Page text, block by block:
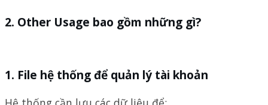
Other Usage bao gồm những gì?
1. File hệ thống để quản lý tài khoản